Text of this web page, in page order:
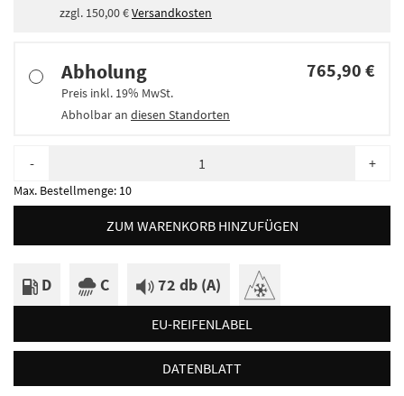
zzgl. 150,00 €Versandkosten
Abholung
Preis inkl. 19% MwSt.
Abholbar an diesen Standorten
765,90 €
- +
Max. Bestellmenge: 10
ZUM WARENKORB HINZUFÜGEN
D C 72 db (A)
EU-REIFENLABEL
DATENBLATT